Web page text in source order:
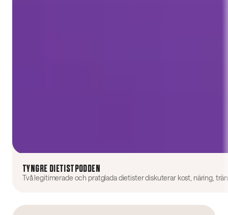
TYNGRE DIETISTPODDEN